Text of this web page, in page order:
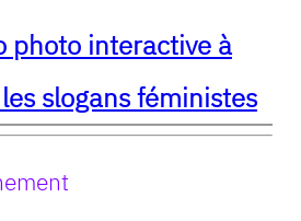
photo interactive à
slogans féministes